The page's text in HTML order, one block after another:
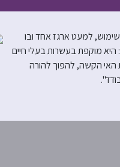
למעט ארגז אחד ובו
היא מוקפת בעשרות בעלי חיים
האי הקשה, להפוך להורה